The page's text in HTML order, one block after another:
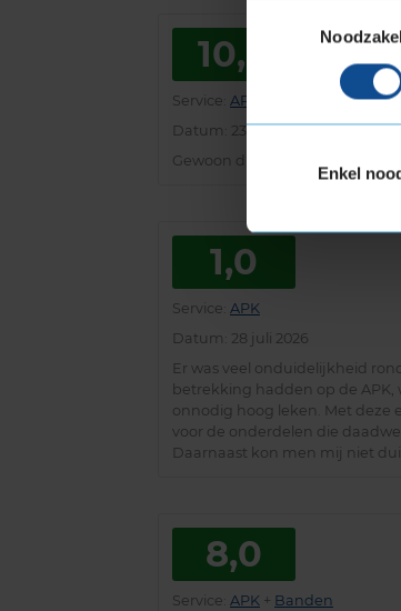
Enkel
10,0
Service APK
Datum : 23 juli 2026
Gewoon duidelijk en snel.
1,0
Service APK
Datum : 28 juli 2026
Er was veel onduidelijkheid
betrekking hadden op de
onnodig hoog leken. Met deze
voor de onderdelen die
Daarnaast kon men mij niet
8,0
Service APK + Banden